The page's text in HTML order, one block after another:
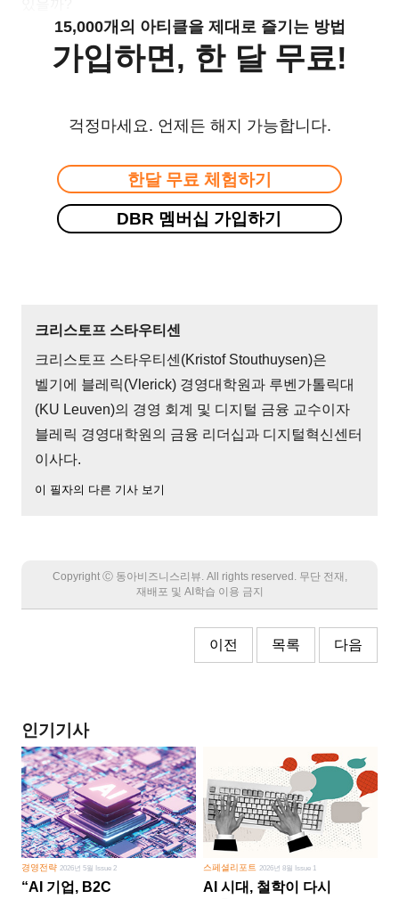
15,000개의 아티클을 제대로 즐기는 방법
가입하면, 한 달 무료!
걱정마세요. 언제든 해지 가능합니다.
한달 무료 체험하기
DBR 멤버십 가입하기
크리스토프 스타우티센
크리스토프 스타우티센(Kristof Stouthuysen)은
벨기에 블레릭(Vlerick) 경영대학원과 루벤가톨릭대
(KU Leuven)의 경영 회계 및 디지털 금융 교수이자
블레릭 경영대학원의 금융 리더십과 디지털혁신센터
이사다.
이 필자의 다른 기사 보기
Copyright Ⓒ 동아비즈니스리뷰. All rights reserved. 무단 전재,
재배포 및 AI학습 이용 금지
이전 목록 다음
인기기사
경영전략 2026년 5월 Issue 2
“AI 기업, B2C
스페셜리포트 2026년 8월 Issue 1
AI 시대, 철학이 다시